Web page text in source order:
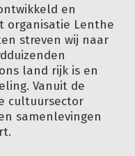
en
organisatie Lenthe
streven wij naar
land rijk is en
Vanuit de
cultuursector
samenlevingen